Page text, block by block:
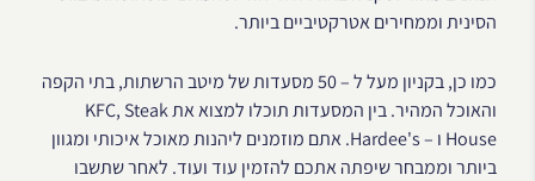
הסינית וממחירים אטרקטיביים ביותר.
כמו כן, בקניון מעל ל – 50 מסעדות של מיטב הרשתות, בתי הקפה
והאוכל המהיר. בין המסעדות תוכלו למצוא את KFC, Steak
House ו – Hardee's. אתם מוזמנים ליהנות מאוכל איכותי ומגוון
ביותר וממבחר שיפתה אתכם להזמין עוד ועוד. לאחר שתשבו